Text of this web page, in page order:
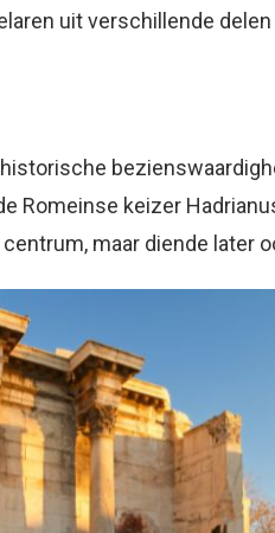
uit verschillende
Romeinse keizer
maar diende later